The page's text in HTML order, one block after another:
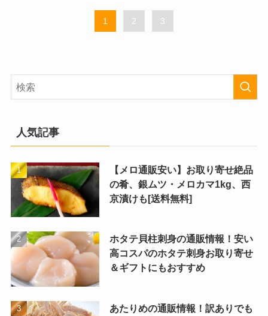
1 2 3
人気記事
【メロ通販安い】お取り寄せ絶品
の肴、銀ムツ・メロカマ1kg、西
京漬けも[送料無料]
ホタテ貝柱刺身の通販情報！安い
高コスパのホタテ刺身お取り寄せ
＆ギフトにもおすすめ
あたりめの通販情報！訳ありでも